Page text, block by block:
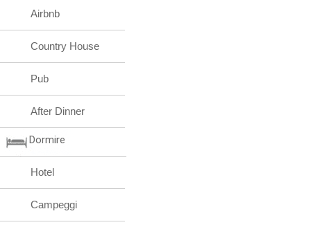
Airbnb
Country House
Pub
After Dinner
Dormire
Hotel
Campeggi